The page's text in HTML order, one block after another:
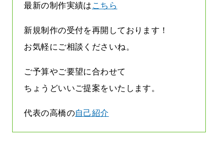
最新の制作実績は こちら
新規制作の受付を再開しております！
お気軽にご相談くださいね。
ご予算やご要望に合わせて
ちょうどいいご提案をいたします。
代表の高橋の自己紹介